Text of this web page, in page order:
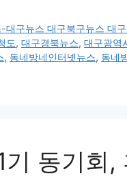
대구뉴스 대구북구뉴스 대
도,대구경북뉴스,대구광역
, 동네방네인터넷뉴스, 동네
기 동기회